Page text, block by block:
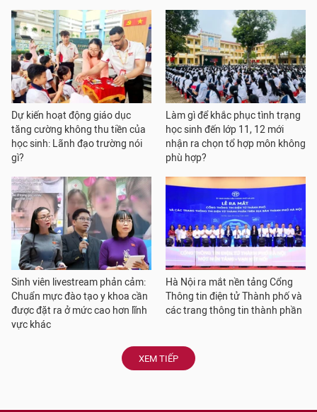
Dự kiến hoạt động giáo dục
tăng cường không thu tiền của
học sinh: Lãnh đạo trường nói
gì?
Làm gì để khắc phục tình trạng
học sinh đến lớp 11, 12 mới
nhận ra chọn tổ hợp môn không
phù hợp?
Sinh viên livestream phản cảm:
Chuẩn mực đào tạo y khoa cần
được đặt ra ở mức cao hơn lĩnh
vực khác
Hà Nội ra mắt nền tảng Cổng
Thông tin điện tử Thành phố và
các trang thông tin thành phần
XEM TIẾP